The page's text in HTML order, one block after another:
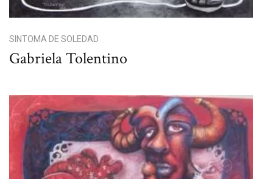
SINTOMA DE SOLEDAD
Gabriela Tolentino